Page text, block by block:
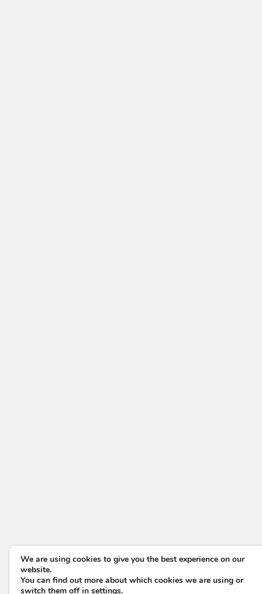
We are using cookies to give you the best experience on our
website.
You can find out more about which cookies we are using or
switch them off in settings.